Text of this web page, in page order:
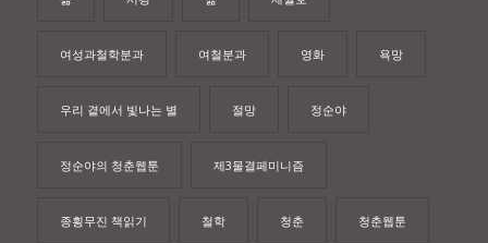
여성과철학분과 여철분과 영화 욕망
우리 곁에서 빛나는 별 절망 정순야
정순야의 청춘웹툰 제3물결페미니즘
종횡무진 책읽기 철학 청춘 청춘웹툰